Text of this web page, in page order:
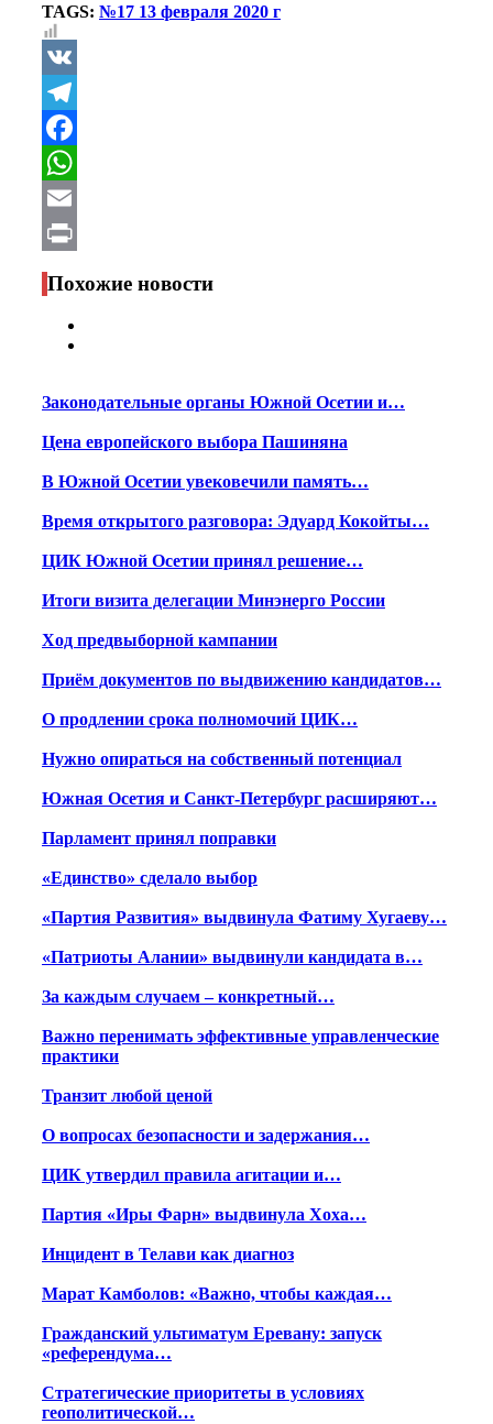
TAGS: №17 13 февраля 2020 г
VK
Telegram
Facebook
WhatsApp
Email
Print
Похожие новости
Законодательные органы Южной Осетии и…
Цена европейского выбора Пашиняна
В Южной Осетии увековечили память…
Время открытого разговора: Эдуард Кокойты…
ЦИК Южной Осетии принял решение…
Итоги визита делегации Минэнерго России
Ход предвыборной кампании
Приём документов по выдвижению кандидатов…
О продлении срока полномочий ЦИК…
Нужно опираться на собственный потенциал
Южная Осетия и Санкт-Петербург расширяют…
Парламент принял поправки
«Единство» сделало выбор
«Партия Развития» выдвинула Фатиму Хугаеву…
«Патриоты Алании» выдвинули кандидата в…
За каждым случаем – конкретный…
Важно перенимать эффективные управленческие
практики
Транзит любой ценой
О вопросах безопасности и задержания…
ЦИК утвердил правила агитации и…
Партия «Иры Фарн» выдвинула Хоха…
Инцидент в Телави как диагноз
Марат Камболов: «Важно, чтобы каждая…
Гражданский ультиматум Еревану: запуск
«референдума…
Стратегические приоритеты в условиях
геополитической…